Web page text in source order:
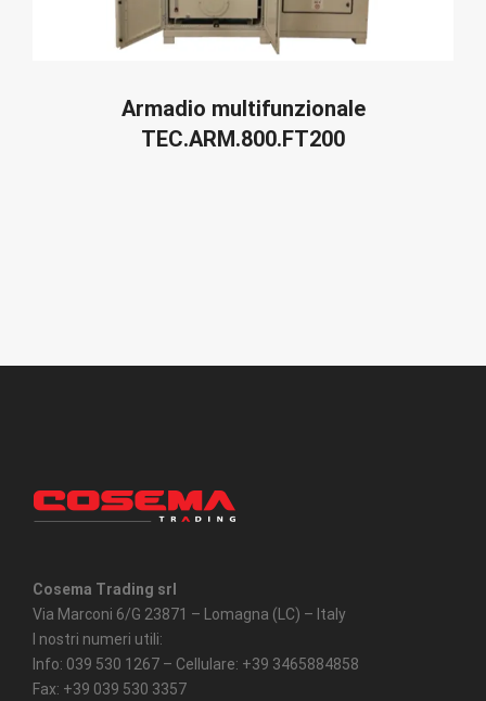
Armadio multifunzionale
TEC.ARM.800.FT200
Cosema Trading srl
Via Marconi 6/G 23871 – Lomagna (LC) – Italy
I nostri numeri utili:
Info: 039 530 1267 – Cellulare: +39 3465884858
Fax: +39 039 530 3357